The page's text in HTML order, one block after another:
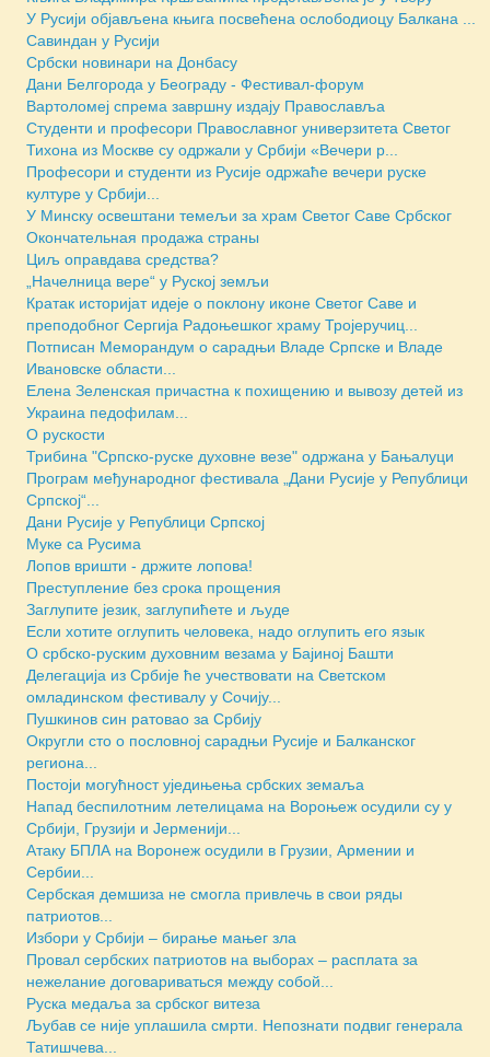
У Русији објављена књига посвећена ослободиоцу Балкана ...
Савиндан у Русији
Србски новинари на Донбасу
Дани Белгорода у Београду - Фестивал-форум
Вартоломеј спрема завршну издају Православља
Студенти и професори Православног универзитета Светог
Тихона из Москве су одржали у Србији «Вечери р...
Професори и студенти из Русије одржаће вечери руске
културе у Србији...
У Минску освештани темељи за храм Светог Саве Србског
Окончательная продажа страны
Циљ оправдава средства?
„Начелница вере“ у Руској земљи
Кратак историјат идеје о поклону иконе Светог Саве и
преподобног Сергија Радоњешког храму Тројеручиц...
Потписан Меморандум о сарадњи Владе Српске и Владе
Ивановске области...
Елена Зеленская причастна к похищению и вывозу детей из
Украина педофилам...
О рускости
Трибина "Српско-руске духовне везе" одржана у Бањалуци
Програм међународног фестивала „Дани Русије у Републици
Српској“...
Дани Русије у Републици Српској
Муке са Русима
Лопов вришти - држите лопова!
Преступление без срока прощения
Заглупите језик, заглупићете и људе
Если хотите оглупить человека, надо оглупить его язык
О србско-руским духовним везама у Бајиној Башти
Делегација из Србије ће учествовати на Светском
омладинском фестивалу у Сочију...
Пушкинов син ратовао за Србију
Округли сто о пословној сарадњи Русије и Балканског
региона...
Постоји могућност уједињења србских земаља
Напад беспилотним летелицама на Вороњеж осудили су у
Србији, Грузији и Јерменији...
Атаку БПЛА на Воронеж осудили в Грузии, Армении и
Сербии...
Сербская демшиза не смогла привлечь в свои ряды
патриотов...
Избори у Србији – бирање мањег зла
Провал сербских патриотов на выборах – расплата за
нежелание договариваться между собой...
Руска медаља за србског витеза
Љубав се није уплашила смрти. Непознати подвиг генерала
Татишчева...